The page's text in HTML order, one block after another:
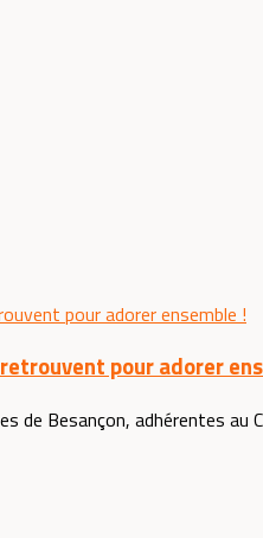
pour adorer
de Besançon, adhérentes au